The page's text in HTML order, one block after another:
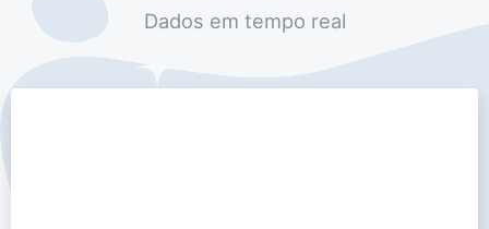
Dados em tempo real